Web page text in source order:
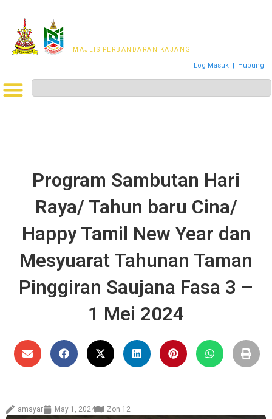
MAJLIS PERBANDARAN KAJANG
Log Masuk | Hubungi
Program Sambutan Hari
Raya/ Tahun baru Cina/
Happy Tamil New Year dan
Mesyuarat Tahunan Taman
Pinggiran Saujana Fasa 3 –
1 Mei 2024
amsyar May 1, 2024 Zon 12